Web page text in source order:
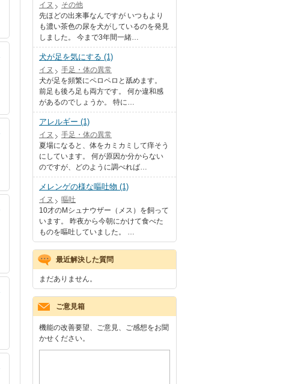
イヌ
その他
先ほどの出来事なんですが いつもより
も濃い茶色の尿を犬がしているのを発見
しました。 今まで3年間一緒…
犬が足を気にする (1)
イヌ
手足・体の異常
犬が足を頻繁にペロペロと舐めます。
前足も後ろ足も両方です。 何か違和感
があるのでしょうか。 特に…
アレルギー (1)
イヌ
手足・体の異常
夏場になると、体をカミカミして痒そう
にしています。 何が原因か分からない
のですが、どのように調べれば…
メレンゲの様な嘔吐物 (1)
イヌ
嘔吐
10才のMシュナウザー（メス）を飼って
います。 昨夜から今朝にかけて食べた
ものを嘔吐していました。 …
最近解決した質問
まだありません。
ご意見箱
機能の改善要望、ご意見、ご感想をお聞
かせください。